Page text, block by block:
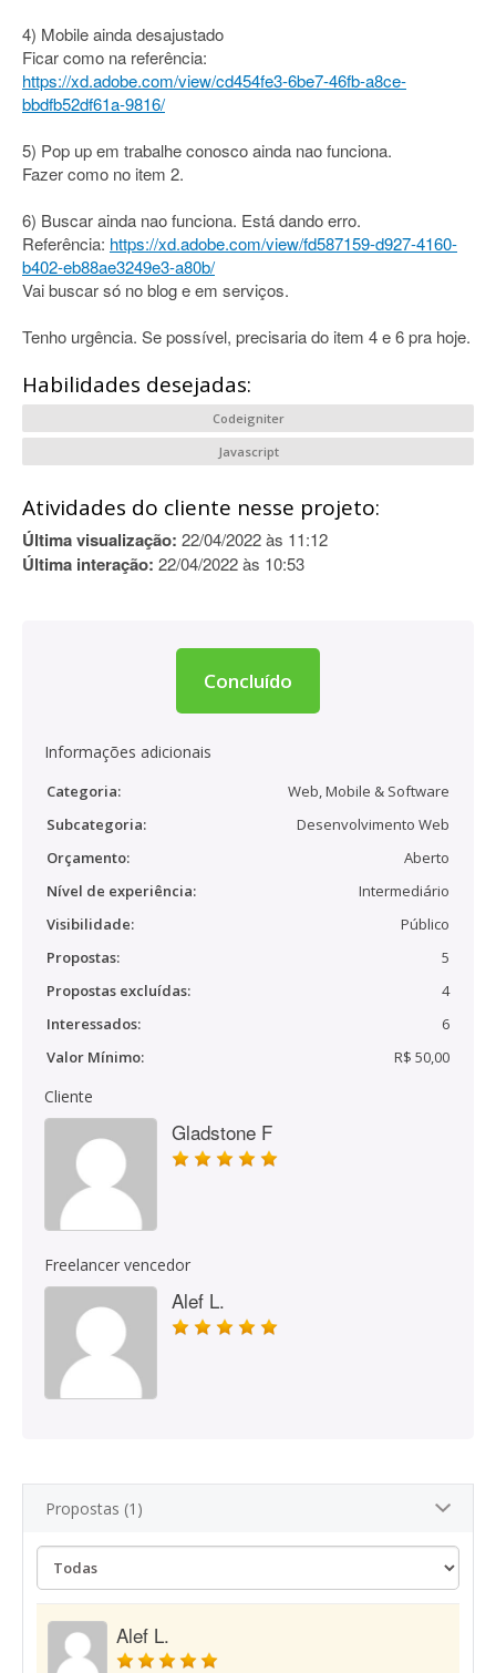
4) Mobile ainda desajustado
Ficar como na referência:
https://xd.adobe.com/view/cd454fe3-6be7-46fb-a8ce-
bbdfb52df61a-9816/
5) Pop up em trabalhe conosco ainda nao funciona.
Fazer como no item 2.
6) Buscar ainda nao funciona. Está dando erro.
Referência: https://xd.adobe.com/view/fd587159-d927-4160-
b402-eb88ae3249e3-a80b/
Vai buscar só no blog e em serviços.
Tenho urgência. Se possível, precisaria do item 4 e 6 pra hoje.
Habilidades desejadas:
Codeigniter
Javascript
Atividades do cliente nesse projeto:
Última visualização: 22/04/2022 às 11:12
Última interação: 22/04/2022 às 10:53
Concluído
Informações adicionais
Categoria:
Web, Mobile & Software
Subcategoria:
Desenvolvimento Web
Orçamento:
Aberto
Nível de experiência:
Intermediário
Visibilidade:
Público
Propostas:
5
Propostas excluídas:
4
Interessados:
6
Valor Mínimo:
R$ 50,00
Cliente
Gladstone F
Freelancer vencedor
Alef L.
Propostas (1)
Alef L.